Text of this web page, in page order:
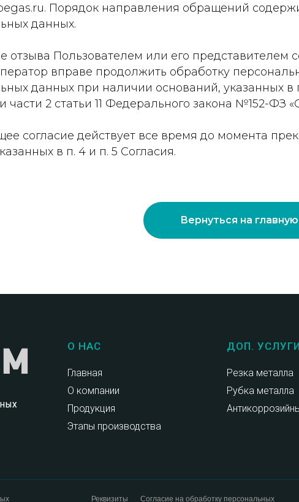
Порядок направления обращений
данных.
отзыва Пользователем или его представителем
вправе продолжить обработку
данных при наличии оснований, указанных в
и части 2 статьи 11 Федерального закона №152-ФЗ
согласие действует все время до момента
в п. 4 и п. 5 Согласия.
Вернуться на главную
О НАС
Главная
Согласие на обработку персональных
Реквизиты
ДОП. УСЛУГИ
О компании
Продукция
Этапы производства
Резка металла
Рубка металла